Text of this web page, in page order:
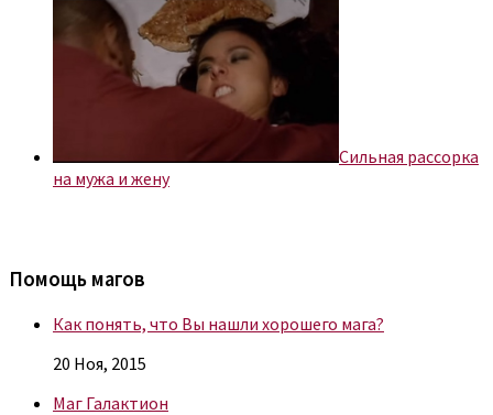
Сильная рассорка
на мужа и жену
Помощь магов
Как понять, что Вы нашли хорошего мага?
20 Ноя, 2015
Маг Галактион